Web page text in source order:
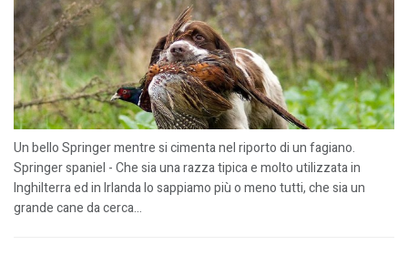
Un bello Springer mentre si cimenta nel riporto di un fagiano.
Springer spaniel - Che sia una razza tipica e molto utilizzata in
Inghilterra ed in Irlanda lo sappiamo più o meno tutti, che sia un
grande cane da cerca...